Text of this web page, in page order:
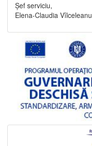
Șef serviciu,
Elena-Claudia Vîlceleanu